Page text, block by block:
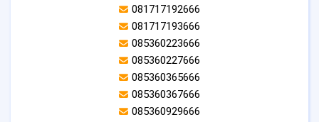
081717192666
081717193666
085360223666
085360227666
085360365666
085360367666
085360929666